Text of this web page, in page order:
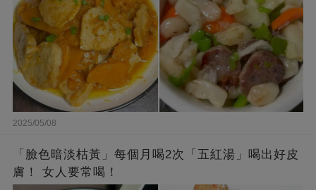
2025/05/08
「臉色暗淡枯黃」每個月喝2次「五紅湯」喝出好皮
膚！ 女人要常喝！